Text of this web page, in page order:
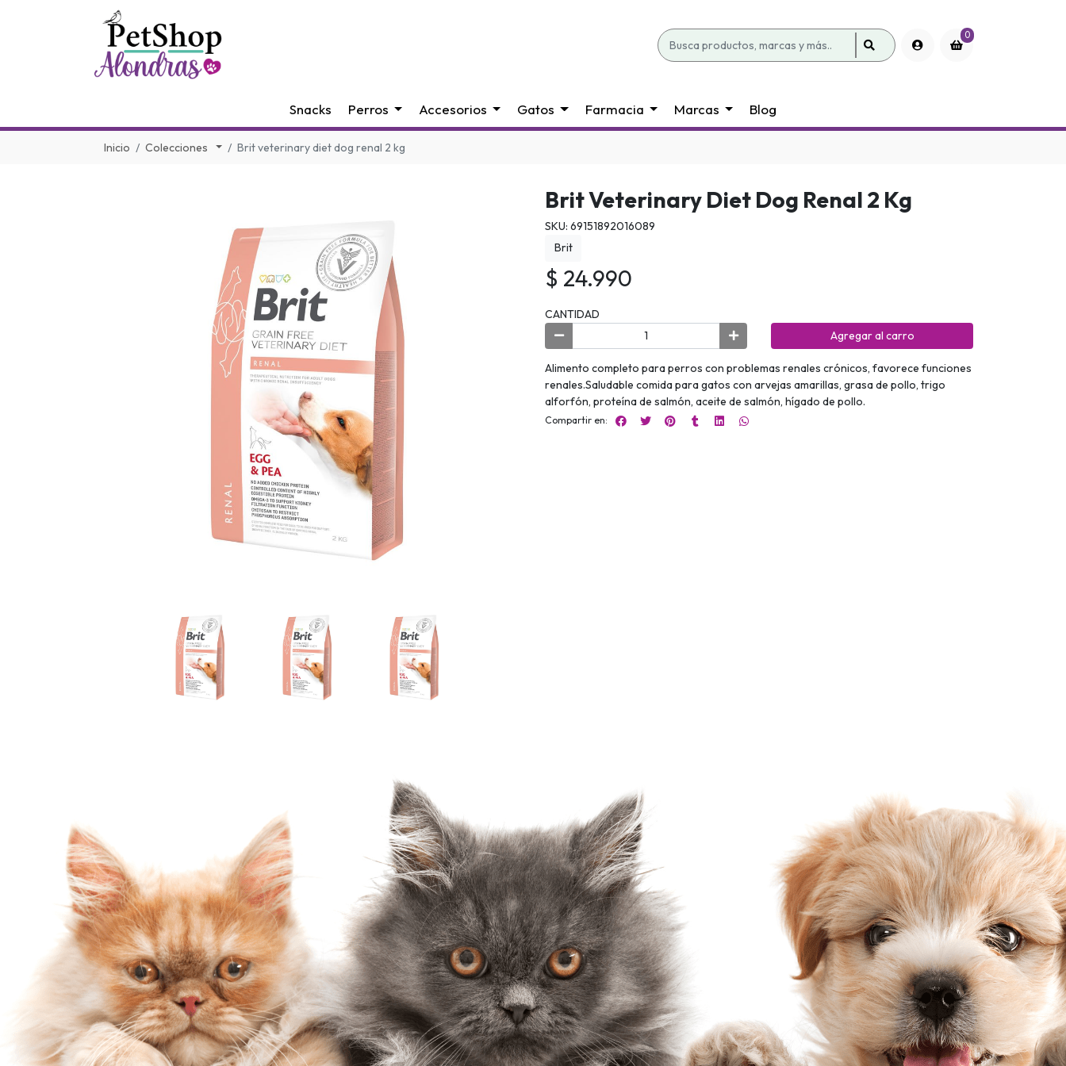
0
Snacks Perros Accesorios Gatos Farmacia Marcas Blog
Inicio Colecciones Brit veterinary diet dog renal 2 kg
Brit Veterinary Diet Dog Renal 2 Kg
SKU: 69151892016089
Brit
$ 24.990
CANTIDAD
Agregar al carro
Alimento completo para perros con problemas renales crónicos, favorece funciones
renales.Saludable comida para gatos con arvejas amarillas, grasa de pollo, trigo
alforfón, proteína de salmón, aceite de salmón, hígado de pollo.
Compartir en: